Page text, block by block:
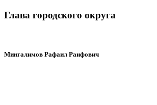
Глава городского округа
Мингалимов Рафаил Раифович